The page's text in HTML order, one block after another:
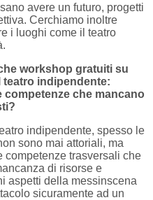
avere un futuro, progetti
Cerchiamo inoltre
i luoghi come il teatro
workshop gratuiti su
indipendente:
che mancano
indipendente, spesso le
sono mai attoriali, ma
competenze trasversali che
di risorse e
aspetti della messinscena
sicuramente ad un